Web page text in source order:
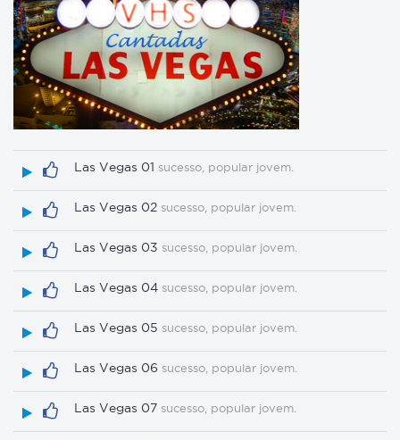
Las Vegas 01 sucesso, popular jovem.
Las Vegas 02 sucesso, popular jovem.
Las Vegas 03 sucesso, popular jovem.
Las Vegas 04 sucesso, popular jovem.
Las Vegas 05 sucesso, popular jovem.
Las Vegas 06 sucesso, popular jovem.
Las Vegas 07 sucesso, popular jovem.